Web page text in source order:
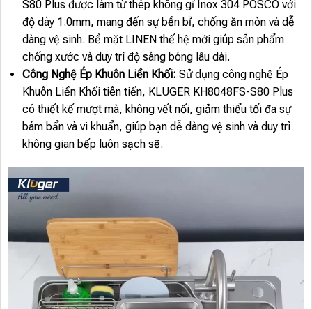
S80 Plus được làm từ thép không gỉ Inox 304 POSCO với
độ dày 1.0mm, mang đến sự bền bỉ, chống ăn mòn và dễ
dàng vệ sinh. Bề mặt LINEN thế hệ mới giúp sản phẩm
chống xước và duy trì độ sáng bóng lâu dài.
Công Nghệ Ép Khuôn Liền Khối: Sử dụng công nghệ Ép
Khuôn Liền Khối tiên tiến, KLUGER KH8048FS-S80 Plus
có thiết kế mượt mà, không vết nối, giảm thiểu tối đa sự
bám bẩn và vi khuẩn, giúp bạn dễ dàng vệ sinh và duy trì
không gian bếp luôn sạch sẽ.